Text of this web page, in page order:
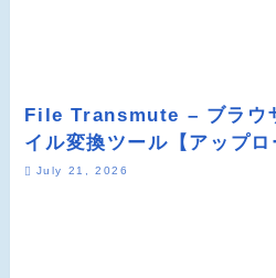
File Transmute – ブラウ
イル変換ツール【アップロ
July 21, 2026